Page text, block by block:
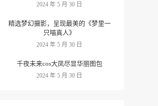
2024 年 5 月 30 日
精选梦幻摄影，呈现最美的《梦里一
只喵真人》
2024 年 5 月 30 日
千夜未来cos大凤尽显华丽图包
2024 年 5 月 30 日